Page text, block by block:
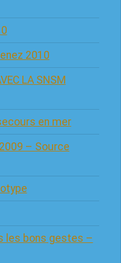
2010
LA SNSM
en mer
– Source
les bons gestes –